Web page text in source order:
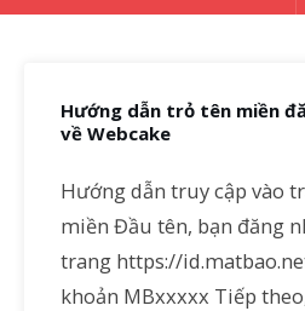
Hướng dẫn trỏ tên miền
về Webcake
Hướng dẫn truy cập vào
miền Đầu tên, bạn đăng
trang https://
khoản MBxxxxx Tiếp